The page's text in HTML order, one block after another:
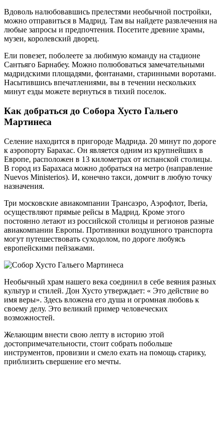
Вдоволь налюбовавшись прелестями необычной постройки,
можно отправиться в Мадрид. Там вы найдете развлечения на
любые запросы и предпочтения. Посетите древние храмы,
музеи, королевский дворец.
Ели повезет, поболеете за любимую команду на стадионе
Сантьяго Барнабеу. Можно полюбоваться замечательными
мадридскими площадями, фонтанами, старинными воротами.
Насытившись впечатлениями, вы в течении нескольких
минут езды можете вернуться в тихий поселок.
Как добраться до Собора Хусто Гальего
Мартинеса
Селение находится в пригороде Мадрида. 20 минут по дороге
к аэропорту Барахас. Он является одним из крупнейших в
Европе, расположен в 13 километрах от испанской столицы.
В город из Барахаса можно добраться на метро (направление
Nuevos Ministerios). И, конечно такси, домчит в любую точку
назначения.
Три московские авиакомпании Трансаэро, Аэрофлот, Iberia,
осуществляют прямые рейсы в Мадрид. Кроме этого
постоянно летают из российской столицы и регионов разные
авиакомпании Европы. Противники воздушного транспорта
могут путешествовать суходолом, по дороге любуясь
европейскими пейзажами.
Необычный храм нашего века соединил в себе веяния разных
культур и стилей. Дон Хусто утверждает: « Это действие во
имя веры». Здесь вложена его душа и огромная любовь к
своему делу. Это великий пример человеческих
возможностей.
Желающим внести свою лепту в историю этой
достопримечательности, стоит собрать побольше
инструментов, провизии и смело ехать на помощь старику,
приблизить свершение его мечты.